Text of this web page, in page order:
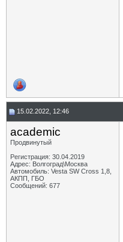
15.02.2022, 12:46
academic
Продвинутый
Регистрация: 30.04.2019
Адрес: Волгоград\Москва
Автомобиль: Vesta SW Cross 1,8,
АКПП, ГБО
Сообщений: 677